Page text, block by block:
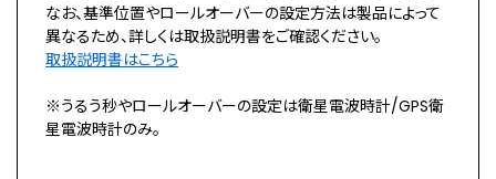
なお、基準位置やロールオーバーの設定方法は製品によって
異なるため、詳しくは取扱説明書をご確認ください。
取扱説明書はこちら
※うるう秒やロールオーバーの設定は衛星電波時計/GPS衛
星電波時計のみ。